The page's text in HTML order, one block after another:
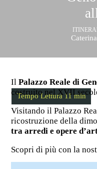
Caterina
IlPalazzo Reale di
costruito nel XVII
Visitando il Palazzo
ricostruzione della
tra arredi e opere
Scopri di più con la